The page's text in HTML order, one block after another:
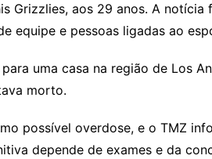
Grizzlies, aos 29 anos. A
equipe e pessoas ligadas ao
uma casa na região de Los
morto.
possível overdose, e o TMZ
depende de exames e da